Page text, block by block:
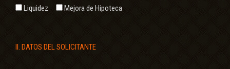
Liquidez
Mejora de Hipoteca
II. DATOS DEL SOLICITANTE